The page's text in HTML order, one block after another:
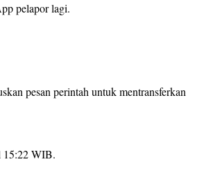
pelapor lagi.
pesan perintah untuk mentransferkan
15:22 WIB.